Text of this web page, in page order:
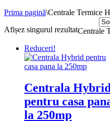
Prima pagină\Centrale Termice
Afișez singurul rezultatCentrale
Reduceri!
Centrala Hybrid
pentru casa
la 250mp